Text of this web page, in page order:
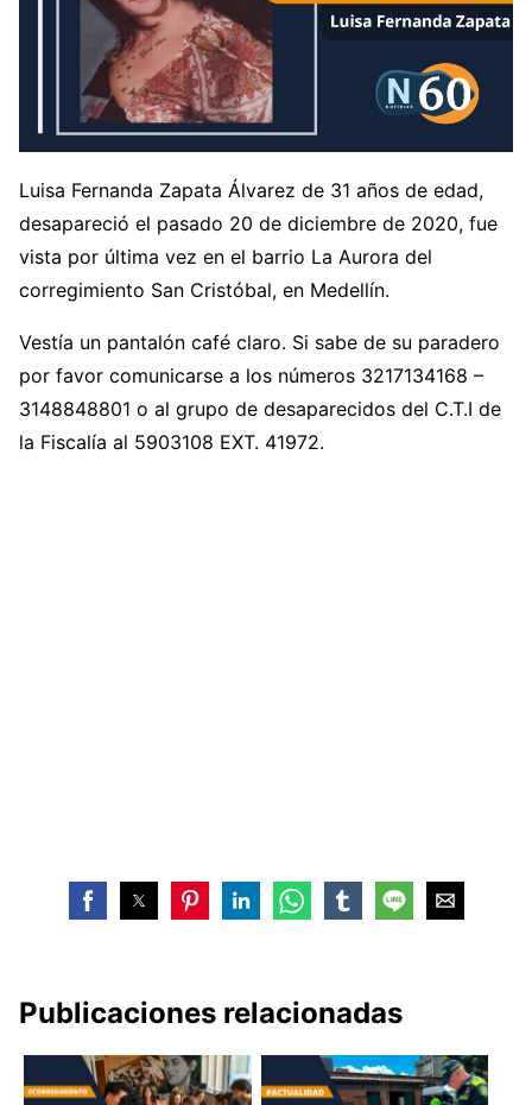
Luisa Fernanda Zapata Álvarez de 31 años de edad,
desapareció el pasado 20 de diciembre de 2020, fue
vista por última vez en el barrio La Aurora del
corregimiento San Cristóbal, en Medellín.
Vestía un pantalón café claro. Si sabe de su paradero
por favor comunicarse a los números 3217134168 –
3148848801 o al grupo de desaparecidos del C.T.I de
la Fiscalía al 5903108 EXT. 41972.
Publicaciones relacionadas